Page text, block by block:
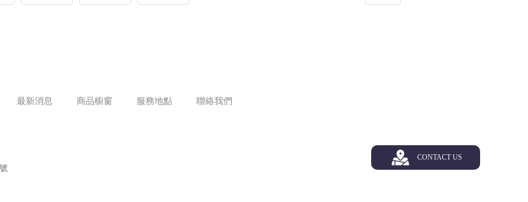
最新消息 商品櫥窗 服務地點 聯絡我們
CONTACT US